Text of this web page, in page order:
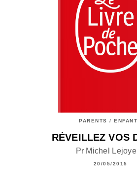
PARENTS /
RÉVEILLEZ VOS
Pr Michel
20/05/2015